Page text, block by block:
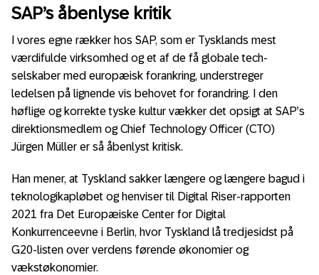
SAP’s åbenlyse kritik
I vores egne rækker hos SAP, som er Tysklands mest
værdifulde virksomhed og et af de få globale tech-
selskaber med europæisk forankring, understreger
ledelsen på lignende vis behovet for forandring. I den
høflige og korrekte tyske kultur vækker det opsigt at SAP’s
direktionsmedlem og Chief Technology Officer (CTO)
Jürgen Müller er så åbenlyst kritisk.
Han mener, at Tyskland sakker længere og længere bagud i
teknologikapløbet og henviser til Digital Riser-rapporten
2021 fra Det Europæiske Center for Digital
Konkurrenceevne i Berlin, hvor Tyskland lå tredjesidst på
G20-listen over verdens førende økonomier og
vækstøkonomier.